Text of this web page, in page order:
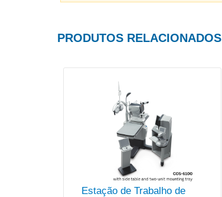
PRODUTOS RELACIONADOS
Estação de Trabalho de